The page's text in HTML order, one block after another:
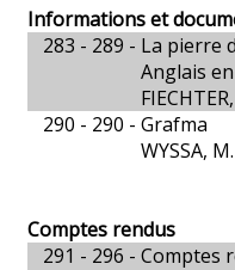
Informations et
283 - 289 - La pierre
Anglais
FIECHTER,
290 - 290 - Grafma
WYSSA, M.
Comptes rendus
291 - 296 - Comptes